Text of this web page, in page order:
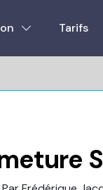
Tarifs